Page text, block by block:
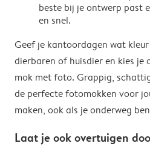
beste bij je ontwerp past
en snel.
Geef je kantoordagen wat
dierbaren of huisdier en kies je
mok met foto. Grappig,
de perfecte fotomokken voor
maken, ook als je onderweg
Laat je ook overtuigen